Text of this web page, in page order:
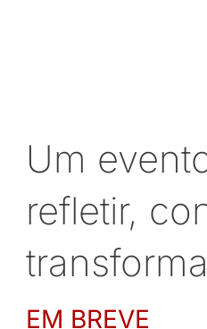
Um
refletir,
EM BREVE